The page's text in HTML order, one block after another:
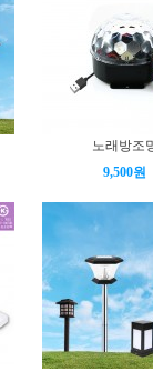
노래방조
9,500원